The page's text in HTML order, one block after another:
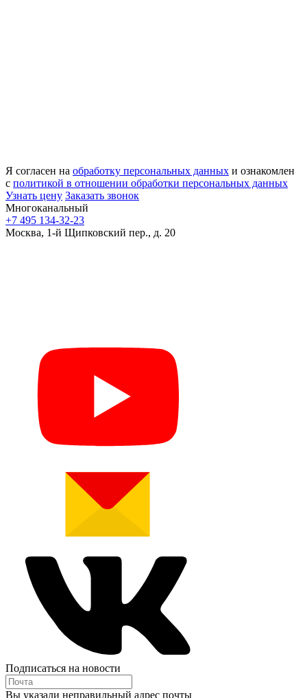
Я согласен на обработку персональных данных и ознакомлен
с политикой в отношении обработки персональных данных
Узнать цену Заказать звонок
Многоканальный
+7 495 134-32-23
Москва, 1-й Щипковский пер., д. 20
Подписаться на новости
Вы указали неправильный адрес почты